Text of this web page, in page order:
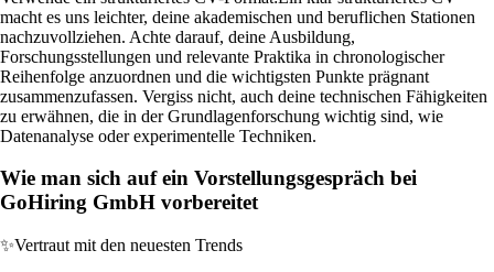
macht es uns leichter, deine akademischen und beruflichen Stationen
nachzuvollziehen. Achte darauf, deine Ausbildung,
Forschungsstellungen und relevante Praktika in chronologischer
Reihenfolge anzuordnen und die wichtigsten Punkte prägnant
zusammenzufassen. Vergiss nicht, auch deine technischen Fähigkeiten
zu erwähnen, die in der Grundlagenforschung wichtig sind, wie
Datenanalyse oder experimentelle Techniken.
Wie man sich auf ein Vorstellungsgespräch bei
GoHiring GmbH vorbereitet
✨Vertraut mit den neuesten Trends